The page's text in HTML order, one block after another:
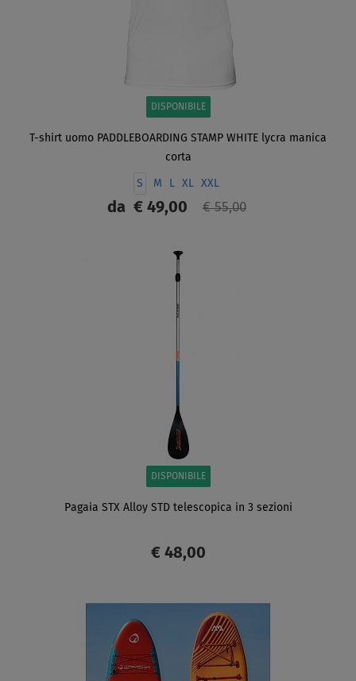
DISPONIBILE
T-shirt uomo PADDLEBOARDING STAMP WHITE lycra manica
corta
S M XL XXL
da€ 49,00 € 55,00
SCHERMO
DISPONIBILE
Pagaia STX Alloy STD telescopica in 3 sezioni
€ 48,00